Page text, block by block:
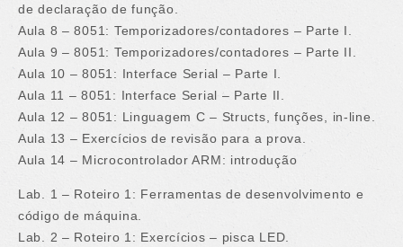
de declaração de função.
Aula 8 – 8051: Temporizadores/contadores – Parte I.
Aula 9 – 8051: Temporizadores/contadores – Parte II.
Aula 10 – 8051: Interface Serial – Parte I.
Aula 11 – 8051: Interface Serial – Parte II.
Aula 12 – 8051: Linguagem C – Structs, funções, in-line.
Aula 13 – Exercícios de revisão para a prova.
Aula 14 – Microcontrolador ARM: introdução
Lab. 1 – Roteiro 1: Ferramentas de desenvolvimento e
código de máquina.
Lab. 2 – Roteiro 1: Exercícios – pisca LED.